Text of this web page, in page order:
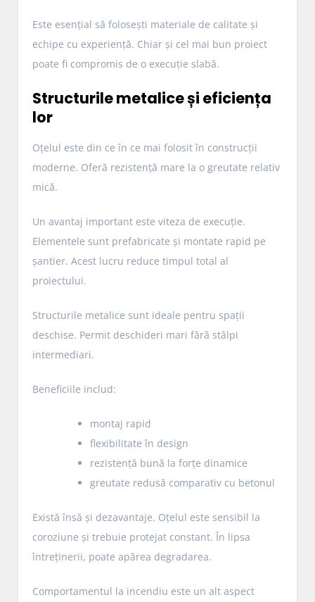
Este esențial să folosești materiale de calitate și
echipe cu experiență. Chiar și cel mai bun proiect
poate fi compromis de o execuție slabă.
Structurile metalice și eficiența
lor
Oțelul este din ce în ce mai folosit în construcții
moderne. Oferă rezistență mare la o greutate relativ
mică.
Un avantaj important este viteza de execuție.
Elementele sunt prefabricate și montate rapid pe
șantier. Acest lucru reduce timpul total al
proiectului.
Structurile metalice sunt ideale pentru spații
deschise. Permit deschideri mari fără stâlpi
intermediari.
Beneficiile includ:
montaj rapid
flexibilitate în design
rezistență bună la forțe dinamice
greutate redusă comparativ cu betonul
Există însă și dezavantaje. Oțelul este sensibil la
coroziune și trebuie protejat constant. În lipsa
întreținerii, poate apărea degradarea.
Comportamentul la incendiu este un alt aspect